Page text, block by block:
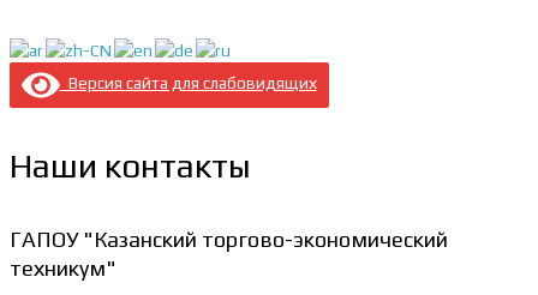
Версия сайта для слабовидящих
Наши контакты
ГАПОУ "Казанский торгово-экономический
техникум"